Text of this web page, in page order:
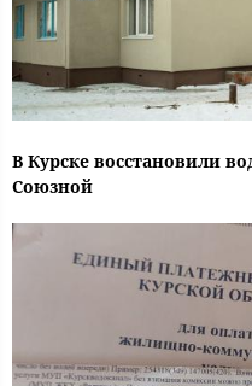
В Курске восстановили
Союзной